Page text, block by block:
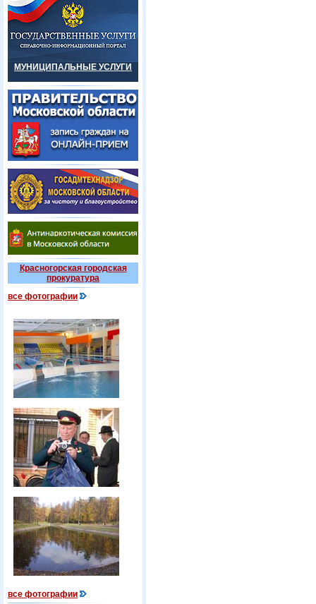
МУНИЦИПАЛЬНЫЕ УСЛУГИ
Красногорская городская
прокуратура
все фотографии
все фотографии